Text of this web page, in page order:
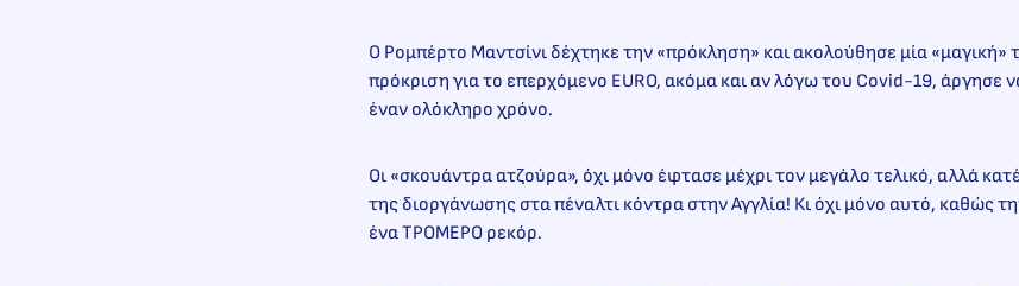
Ο Ρομπέρτο Μαντσίνι δέχτηκε την «πρόκληση» και ακολούθησε μία «μαγική»
πρόκριση για το επερχόμενο EURΟ, ακόμα και αν λόγω του Covid-19, άργησε
έναν ολόκληρο χρόνο.
Οι «σκουάντρα ατζούρα», όχι μόνο έφτασε μέχρι τον μεγάλο τελικό, αλλά
της διοργάνωσης στα πέναλτι κόντρα στην Αγγλία! Κι όχι μόνο αυτό, καθώς
ένα ΤΡΟΜΕΡΟ ρεκόρ.